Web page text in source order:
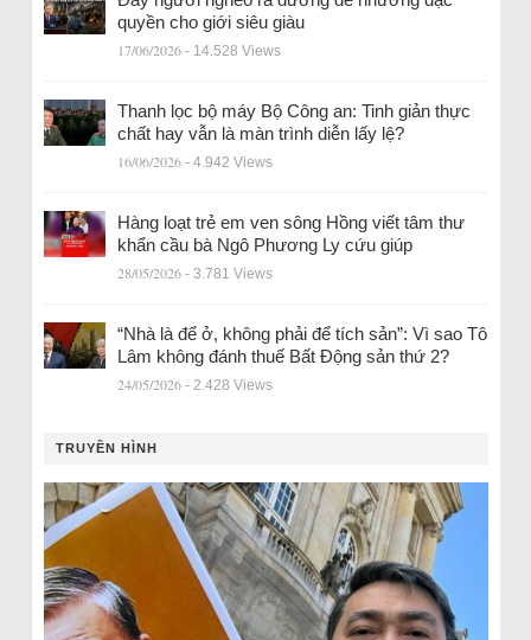
quyền cho giới siêu giàu
17/06/2026 - 14.528 Views
Thanh lọc bộ máy Bộ Công an: Tinh giản thực
chất hay vẫn là màn trình diễn lấy lệ?
16/06/2026 - 4.942 Views
Hàng loạt trẻ em ven sông Hồng viết tâm thư
khẩn cầu bà Ngô Phương Ly cứu giúp
28/05/2026 - 3.781 Views
“Nhà là để ở, không phải để tích sản”: Vì sao Tô
Lâm không đánh thuế Bất Động sản thứ 2?
24/05/2026 - 2.428 Views
TRUYỀN HÌNH